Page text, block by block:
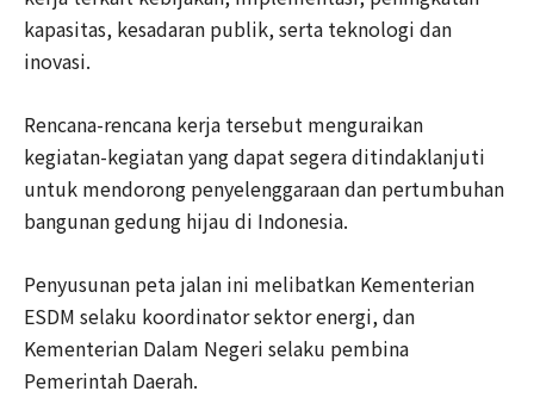
kapasitas, kesadaran publik, serta teknologi dan
inovasi.
Rencana-rencana kerja tersebut menguraikan
kegiatan-kegiatan yang dapat segera ditindaklanjuti
untuk mendorong penyelenggaraan dan pertumbuhan
bangunan gedung hijau di Indonesia.
Penyusunan peta jalan ini melibatkan Kementerian
ESDM selaku koordinator sektor energi, dan
Kementerian Dalam Negeri selaku pembina
Pemerintah Daerah.